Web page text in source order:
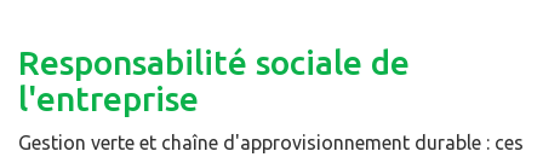
Responsabilité sociale de
l'entreprise
Gestion verte et chaîne d'approvisionnement durable : ces